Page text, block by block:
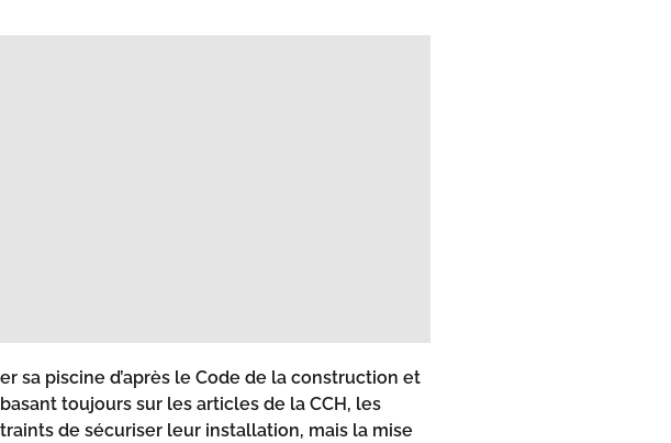
sa piscine d’après le Code de la construction et
toujours sur les articles de la CCH, les
de sécuriser leur installation, mais la mise